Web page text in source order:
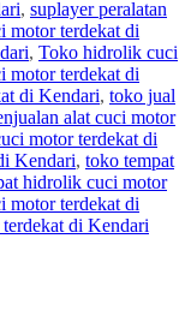
, suplayer peralatan
motor terdekat di
, Toko hidrolik cuci
motor terdekat di
di Kendari, toko jual
alat cuci motor
motor terdekat di
Kendari, toko tempat
hidrolik cuci motor
motor terdekat di
di Kendari